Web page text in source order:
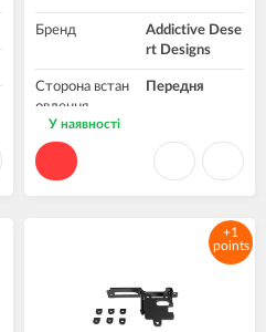
Бренд
Addictive Dese
rt Designs
Сторона встан
овлення
Передня
У наявності
+1
points